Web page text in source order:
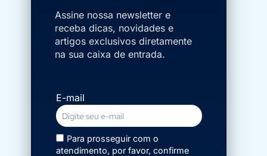
Assine nossa newsletter e
receba dicas, novidades e
artigos exclusivos diretamente
na sua caixa de entrada.
E-mail
Para prosseguir com o
atendimento, por favor, confirme